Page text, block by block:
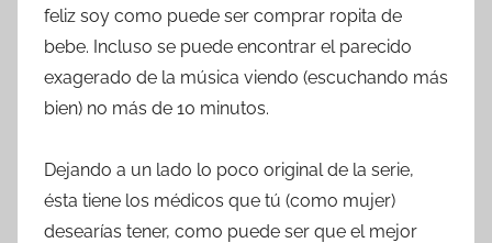
feliz soy como puede ser comprar ropita de
bebe. Incluso se puede encontrar el parecido
exagerado de la música viendo (escuchando más
bien) no más de 10 minutos.
Dejando a un lado lo poco original de la serie,
ésta tiene los médicos que tú (como mujer)
desearías tener, como puede ser que el mejor